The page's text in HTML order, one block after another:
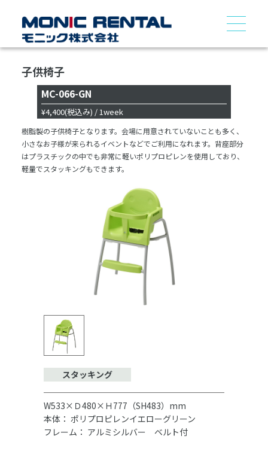
子供椅子
MC-066-GN
¥4,400(税込み) / 1week
樹脂製の子供椅子となります。会場に用意されていないことも多く、
小さなお子様が来られるイベントなどでご利用になれます。背座部分
はプラスチックの中でも非常に軽いポリプロピレンを使用しており、
軽量でスタッキングもできます。
スタッキング
W533×Ｄ480×Ｈ777（SH483）mm
本体： ポリプロピレンイエローグリーン
フレーム： アルミシルバー ベルト付